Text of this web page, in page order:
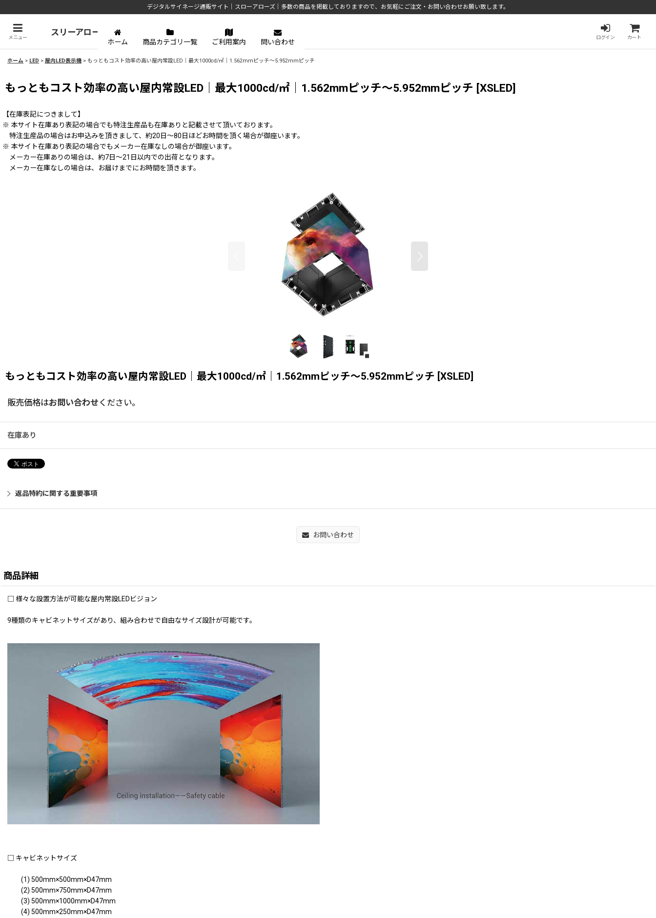
デジタルサイネージ通販サイト｜スローアローズ｜多数の商品を掲載しておりますので、お気軽にご注文・お問い合わせお願い致します。
メニュー
スリーアローズ
ログイン カート
ホーム 商品カテゴリ一覧 ご利用案内 問い合わせ
ホーム > LED > 屋内LED表示機 > もっともコスト効率の高い屋内常設LED｜最大1000cd/㎡｜1.562mmピッチ〜5.952mmピッチ
もっともコスト効率の高い屋内常設LED｜最大1000cd/㎡｜1.562mmピッチ〜5.952mmピッチ [XSLED]
【在庫表記につきまして】
※ 本サイト在庫あり表記の場合でも特注生産品も在庫ありと記載させて頂いております。
特注生産品の場合はお申込みを頂きまして、約20日～80日ほどお時間を頂く場合が御座います。
※ 本サイト在庫あり表記の場合でもメーカー在庫なしの場合が御座います。
メーカー在庫ありの場合は、約7日～21日以内での出荷となります。
メーカー在庫なしの場合は、お届けまでにお時間を頂きます。
もっともコスト効率の高い屋内常設LED｜最大1000cd/㎡｜1.562mmピッチ〜5.952mmピッチ [XSLED]
販売価格はお問い合わせ ください。
在庫あり
返品特約に関する重要事項
お問い合わせ
商品詳細
□ 様々な設置方法が可能な屋内常設LEDビジョン
9種類のキャビネットサイズがあり、組み合わせで自由なサイズ設計が可能です。
□ キャビネットサイズ
(1) 500mm×500mm×D47mm
(2) 500mm×750mm×D47mm
(3) 500mm×1000mm×D47mm
(4) 500mm×250mm×D47mm